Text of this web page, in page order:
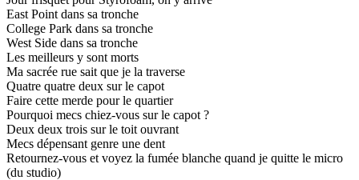
East Point dans sa tronche
College Park dans sa tronche
West Side dans sa tronche
Les meilleurs y sont morts
Ma sacrée rue sait que je la traverse
Quatre quatre deux sur le capot
Faire cette merde pour le quartier
Pourquoi mecs chiez-vous sur le capot ?
Deux deux trois sur le toit ouvrant
Mecs dépensant genre une dent
Retournez-vous et voyez la fumée blanche quand je quitte le micro
(du studio)